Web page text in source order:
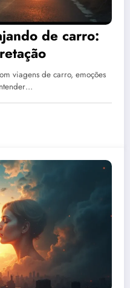
de carro:
viagens de carro, emoções